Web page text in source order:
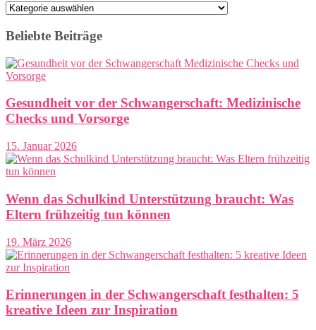
Kategorien
Beliebte Beiträge
Gesundheit vor der Schwangerschaft: Medizinische
Checks und Vorsorge
15. Januar 2026
Wenn das Schulkind Unterstützung braucht: Was
Eltern frühzeitig tun können
19. März 2026
Erinnerungen in der Schwangerschaft festhalten: 5
kreative Ideen zur Inspiration